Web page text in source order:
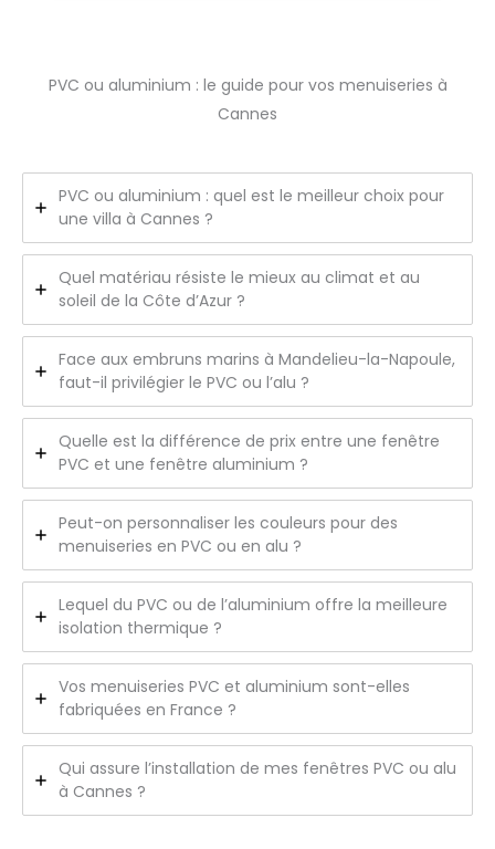
PVC ou aluminium : le guide pour vos menuiseries à
Cannes
PVC ou aluminium : quel est le meilleur choix pour
une villa à Cannes ?
Quel matériau résiste le mieux au climat et au
soleil de la Côte d’Azur ?
Face aux embruns marins à Mandelieu-la-Napoule,
faut-il privilégier le PVC ou l’alu ?
Quelle est la différence de prix entre une fenêtre
PVC et une fenêtre aluminium ?
Peut-on personnaliser les couleurs pour des
menuiseries en PVC ou en alu ?
Lequel du PVC ou de l’aluminium offre la meilleure
isolation thermique ?
Vos menuiseries PVC et aluminium sont-elles
fabriquées en France ?
Qui assure l’installation de mes fenêtres PVC ou alu
à Cannes ?